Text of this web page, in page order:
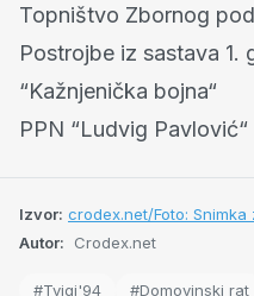
Topništvo Zbornog
Postrojbe iz sastava 1.
“Kažnjenička bojna“
PPN “Ludvig Pavlović“
Izvor: crodex.net/Foto: Snimka
Autor:
Crodex.net
#Tvigi'94 #Domovinski rat